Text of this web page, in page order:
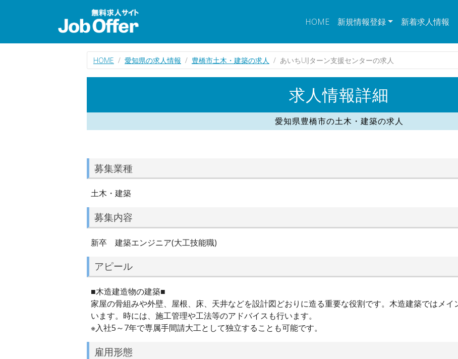
HOME 新規情報登録 新着求人情報
HOME 愛知県の求人情報 豊橋市土木・建築の求人 あいちUIJターン支援センターの求人
求人情報詳細
愛知県豊橋市の土木・建築の求人
募集業種
土木・建築
募集内容
新卒 建築エンジニア(大工技能職)
アピール
■木造建造物の建築■
家屋の骨組みや外壁、屋根、床、天井などを設計図どおりに造る重要な役割です。木造建築ではメ
います。時には、施工管理や工法等のアドバイスも行います。
※入社5～7年で専属手間請大工として独立することも可能です。
雇用形態